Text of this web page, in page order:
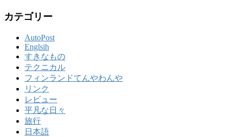
カテゴリー
AutoPost
Englsih
すきなもの
テクニカル
フィンランドてんやわんや
リンク
レビュー
平凡な日々
旅行
日本語